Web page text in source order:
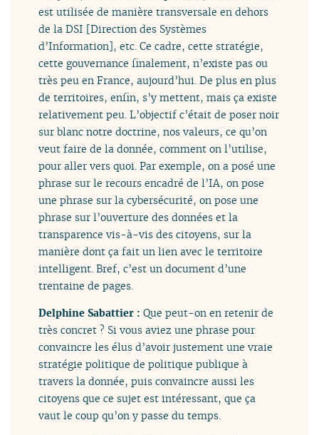
est utilisée de manière transversale en dehors
de la DSI [Direction des Systèmes
d’Information], etc. Ce cadre, cette stratégie,
cette gouvernance finalement, n’existe pas ou
très peu en France, aujourd’hui. De plus en plus
de territoires, enfin, s’y mettent, mais ça existe
relativement peu. L’objectif c’était de poser noir
sur blanc notre doctrine, nos valeurs, ce qu’on
veut faire de la donnée, comment on l’utilise,
pour aller vers quoi. Par exemple, on a posé une
phrase sur le recours encadré de l’IA, on pose
une phrase sur la cybersécurité, on pose une
phrase sur l’ouverture des données et la
transparence vis-à-vis des citoyens, sur la
manière dont ça fait un lien avec le territoire
intelligent. Bref, c’est un document d’une
trentaine de pages.
Delphine Sabattier :Que peut-on en retenir de
très concret ? Si vous aviez une phrase pour
convaincre les élus d’avoir justement une vraie
stratégie politique de politique publique à
travers la donnée, puis convaincre aussi les
citoyens que ce sujet est intéressant, que ça
vaut le coup qu’on y passe du temps.